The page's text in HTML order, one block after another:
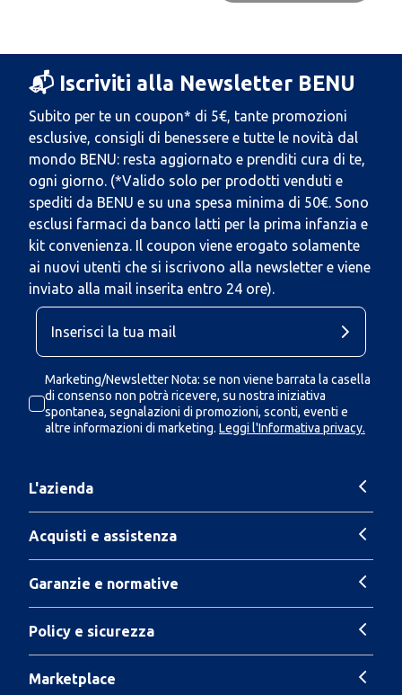
📬 Iscriviti alla Newsletter BENU
Subito per te un coupon* di 5€, tante promozioni
esclusive, consigli di benessere e tutte le novità dal
mondo BENU: resta aggiornato e prenditi cura di te,
ogni giorno. (*Valido solo per prodotti venduti e
spediti da BENU e su una spesa minima di 50€. Sono
esclusi farmaci da banco latti per la prima infanzia e
kit convenienza. Il coupon viene erogato solamente
ai nuovi utenti che si iscrivono alla newsletter e viene
inviato alla mail inserita entro 24 ore).
Marketing/Newsletter Nota: se non viene barrata la casella
di consenso non potrà ricevere, su nostra iniziativa
spontanea, segnalazioni di promozioni, sconti, eventi e
altre informazioni di marketing. Leggi l'Informativa privacy.
L'azienda
Acquisti e assistenza
Garanzie e normative
Policy e sicurezza
Marketplace